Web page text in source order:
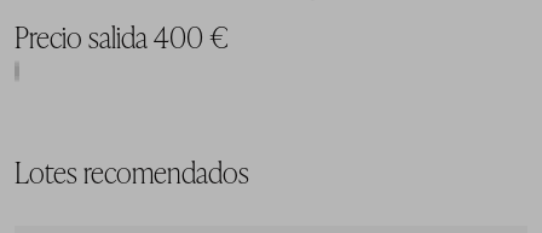
Precio salida 400 €
Lotes recomendados